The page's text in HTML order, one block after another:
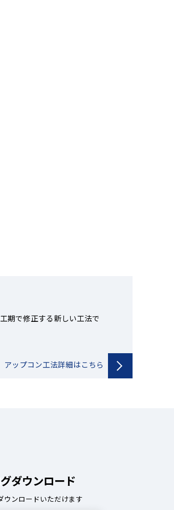
期で修正する新しい工法で
アップコン工法詳細はこちら
ダウンロード
ウンロードいただけます